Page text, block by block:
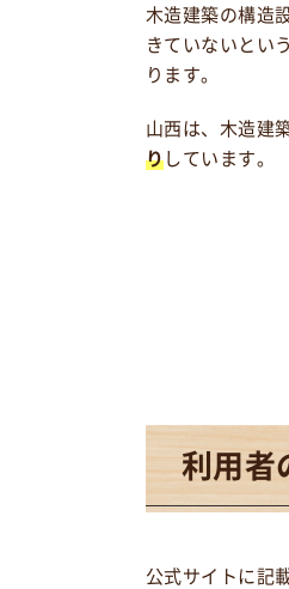
木造建築の構造
きていないとい
ります。
山西は、木造建
りしています。
利用者
公式サイトに記